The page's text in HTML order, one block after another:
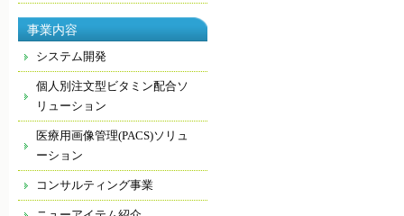
事業内容
システム開発
個人別注文型ビタミン配合ソ
リューション
医療用画像管理(PACS)ソリュ
ーション
コンサルティング事業